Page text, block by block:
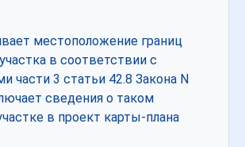
местоположение границ
в соответствии с
части 3 статьи 42.8 Закона N
сведения о таком
в проект карты-плана